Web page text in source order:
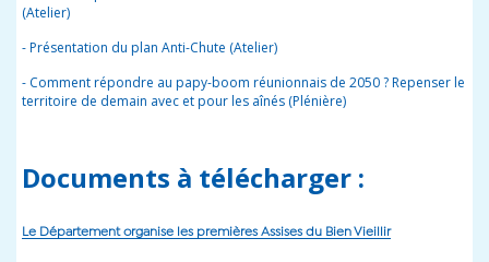
(Atelier)
-Présentation du plan Anti-Chute (Atelier)
- Comment répondre au papy-boom réunionnais de 2050 ? Repenser le
territoire de demain avec et pour les aînés (Plénière)
Documents à télécharger :
Le Département organise les premières Assises du Bien Vieillir